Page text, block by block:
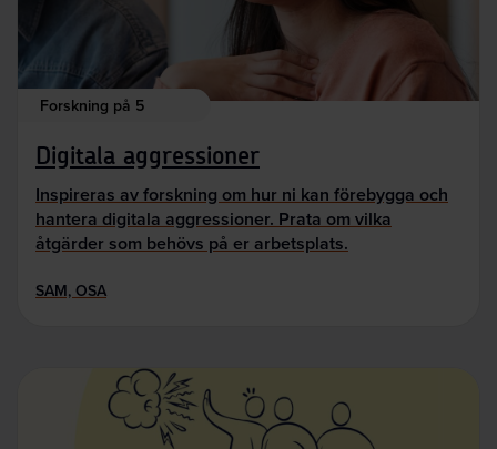
Forskning på 5
Digitala aggressioner
Inspireras av forskning om hur ni kan förebygga och
hantera digitala aggressioner. Prata om vilka
åtgärder som behövs på er arbetsplats.
SAM, OSA